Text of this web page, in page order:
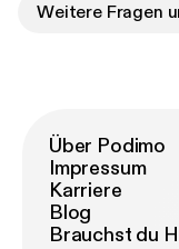
Weitere Fragen
Über Podimo
Impressum
Karriere
Blog
Brauchst du